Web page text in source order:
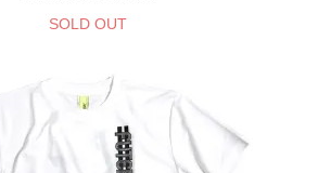
SOLD OUT